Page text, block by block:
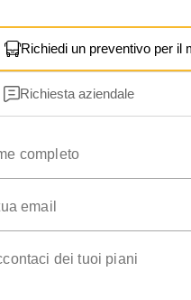
Richiedi un preventivo per il
Richiesta aziendale